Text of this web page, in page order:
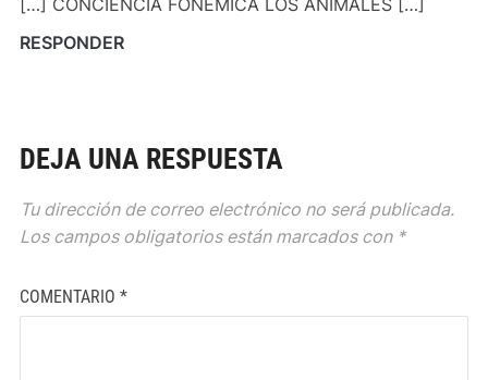
RESPONDER
DEJA UNA RESPUESTA
Tu dirección de correo electrónico no será publicada.
Los campos obligatorios están marcados con *
COMENTARIO *